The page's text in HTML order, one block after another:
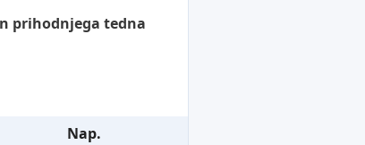
prihodnjega tedna
Nap.